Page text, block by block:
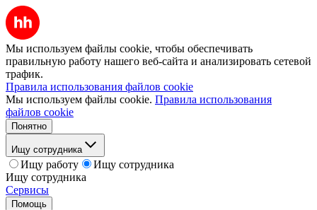
Мы используем файлы cookie, чтобы обеспечивать
правильную работу нашего веб-сайта и анализировать сетевой
трафик.
Правила использования файлов cookie
Мы используем файлы cookie. Правила использования
файлов cookie
Понятно
Ищу сотрудника
Ищу работу
Ищу сотрудника
Ищу сотрудника
Сервисы
Помощь